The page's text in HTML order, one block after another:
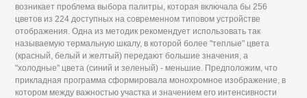
возникает проблема выбора палитры, которая включала бы 256
цветов из 224 доступных на современном типовом устройстве
отображения. Одна из методик рекомендует использовать так
называемую термальную шкалу, в которой более "теплые" цвета
(красный, белый и желтый) передают большие значения, а
"холодные" цвета (синий и зеленый) - меньшие. Предположим, что
прикладная программа сформировала монохромное изображение, в
котором между важностью участка и значением его интенсивности